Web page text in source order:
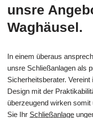
unsre
Waghäusel.
In einem überaus
unsre Schließanlagen als
Sicherheitsberater. Vereint
Design mit der
überzeugend wirken
Sie Ihr Schließanlage